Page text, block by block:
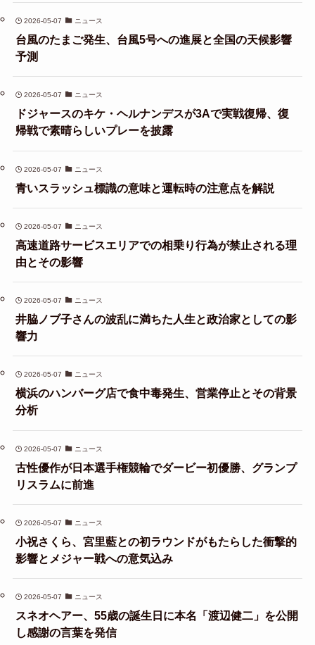
2026-05-07 ニュース
台風のたまご発生、台風5号への進展と全国の天候影響
予測
2026-05-07 ニュース
ドジャースのキケ・ヘルナンデスが3Aで実戦復帰、復
帰戦で素晴らしいプレーを披露
2026-05-07 ニュース
青いスラッシュ標識の意味と運転時の注意点を解説
2026-05-07 ニュース
高速道路サービスエリアでの相乗り行為が禁止される理
由とその影響
2026-05-07 ニュース
井脇ノブ子さんの波乱に満ちた人生と政治家としての影
響力
2026-05-07 ニュース
横浜のハンバーグ店で食中毒発生、営業停止とその背景
分析
2026-05-07 ニュース
古性優作が日本選手権競輪でダービー初優勝、グランプ
リスラムに前進
2026-05-07 ニュース
小祝さくら、宮里藍との初ラウンドがもたらした衝撃的
影響とメジャー戦への意気込み
2026-05-07 ニュース
スネオヘアー、55歳の誕生日に本名「渡辺健二」を公開
し感謝の言葉を発信